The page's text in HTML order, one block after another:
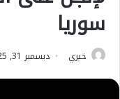
سوريا
خيري ديسمبر 31, 2025